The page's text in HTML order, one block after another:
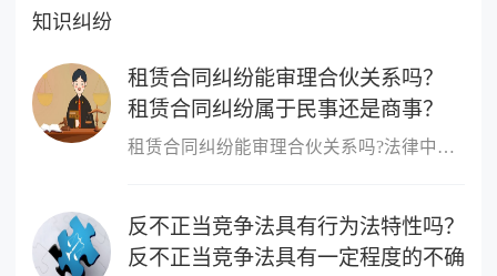
知识纠纷
租赁合同纠纷能审理合伙关系吗？
租赁合同纠纷属于民事还是商事？
租赁合同纠纷能审理合伙关系吗?法律中规定租赁合同纠纷不能审理合伙...
反不正当竞争法具有行为法特性吗？
反不正当竞争法具有一定程度的不确